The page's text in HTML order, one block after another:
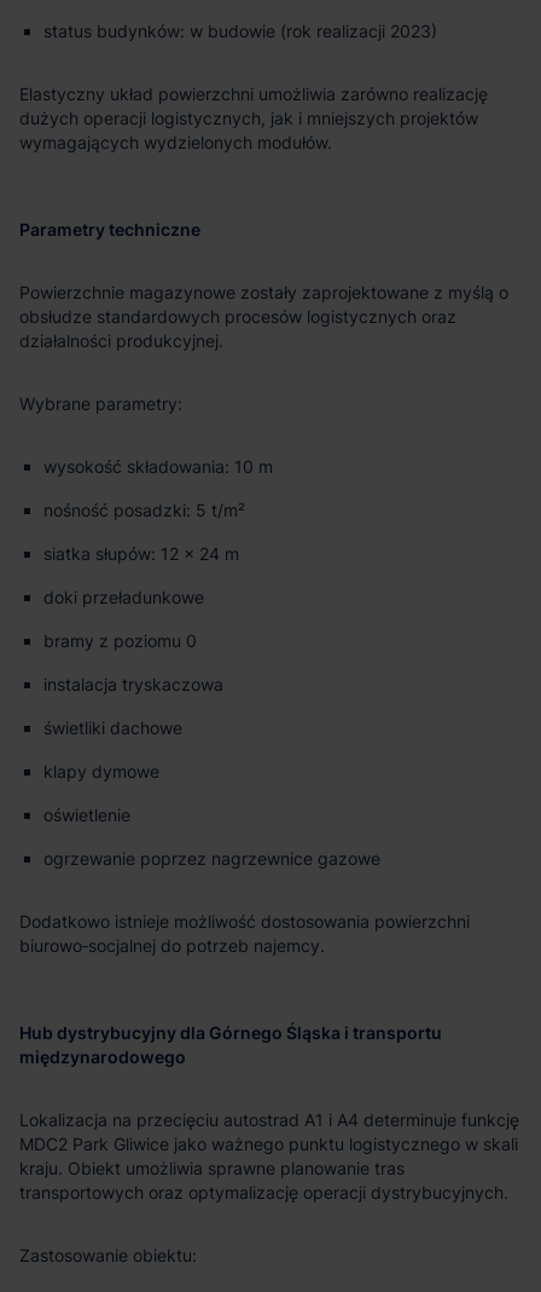
status budynków: w budowie (rok realizacji 2023)
Elastyczny układ powierzchni umożliwia zarówno realizację
dużych operacji logistycznych, jak i mniejszych projektów
wymagających wydzielonych modułów.
Parametry techniczne
Powierzchnie magazynowe zostały zaprojektowane z myślą o
obsłudze standardowych procesów logistycznych oraz
działalności produkcyjnej.
Wybrane parametry:
wysokość składowania: 10 m
nośność posadzki: 5 t/m²
siatka słupów: 12 × 24 m
doki przeładunkowe
bramy z poziomu 0
instalacja tryskaczowa
świetliki dachowe
klapy dymowe
oświetlenie
ogrzewanie poprzez nagrzewnice gazowe
Dodatkowo istnieje możliwość dostosowania powierzchni
biurowo‑socjalnej do potrzeb najemcy.
Hub dystrybucyjny dla Górnego Śląska i transportu
międzynarodowego
Lokalizacja na przecięciu autostrad A1 i A4 determinuje funkcję
MDC2 Park Gliwice jako ważnego punktu logistycznego w skali
kraju. Obiekt umożliwia sprawne planowanie tras
transportowych oraz optymalizację operacji dystrybucyjnych.
Zastosowanie obiektu: